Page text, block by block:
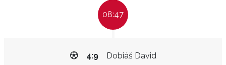
08:47
Dobiáš David
4:9